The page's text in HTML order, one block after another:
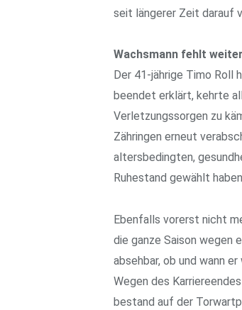
seit längerer Zeit darauf
Wachsmann fehlt weiter
Der 41-jährige Timo Roll
beendet erklärt, kehrte
Verletzungssorgen zu
Zähringen erneut
altersbedingten,
Ruhestand gewählt
Ebenfalls vorerst nicht
die ganze Saison wegen
absehbar, ob und wann
Wegen des
bestand auf der